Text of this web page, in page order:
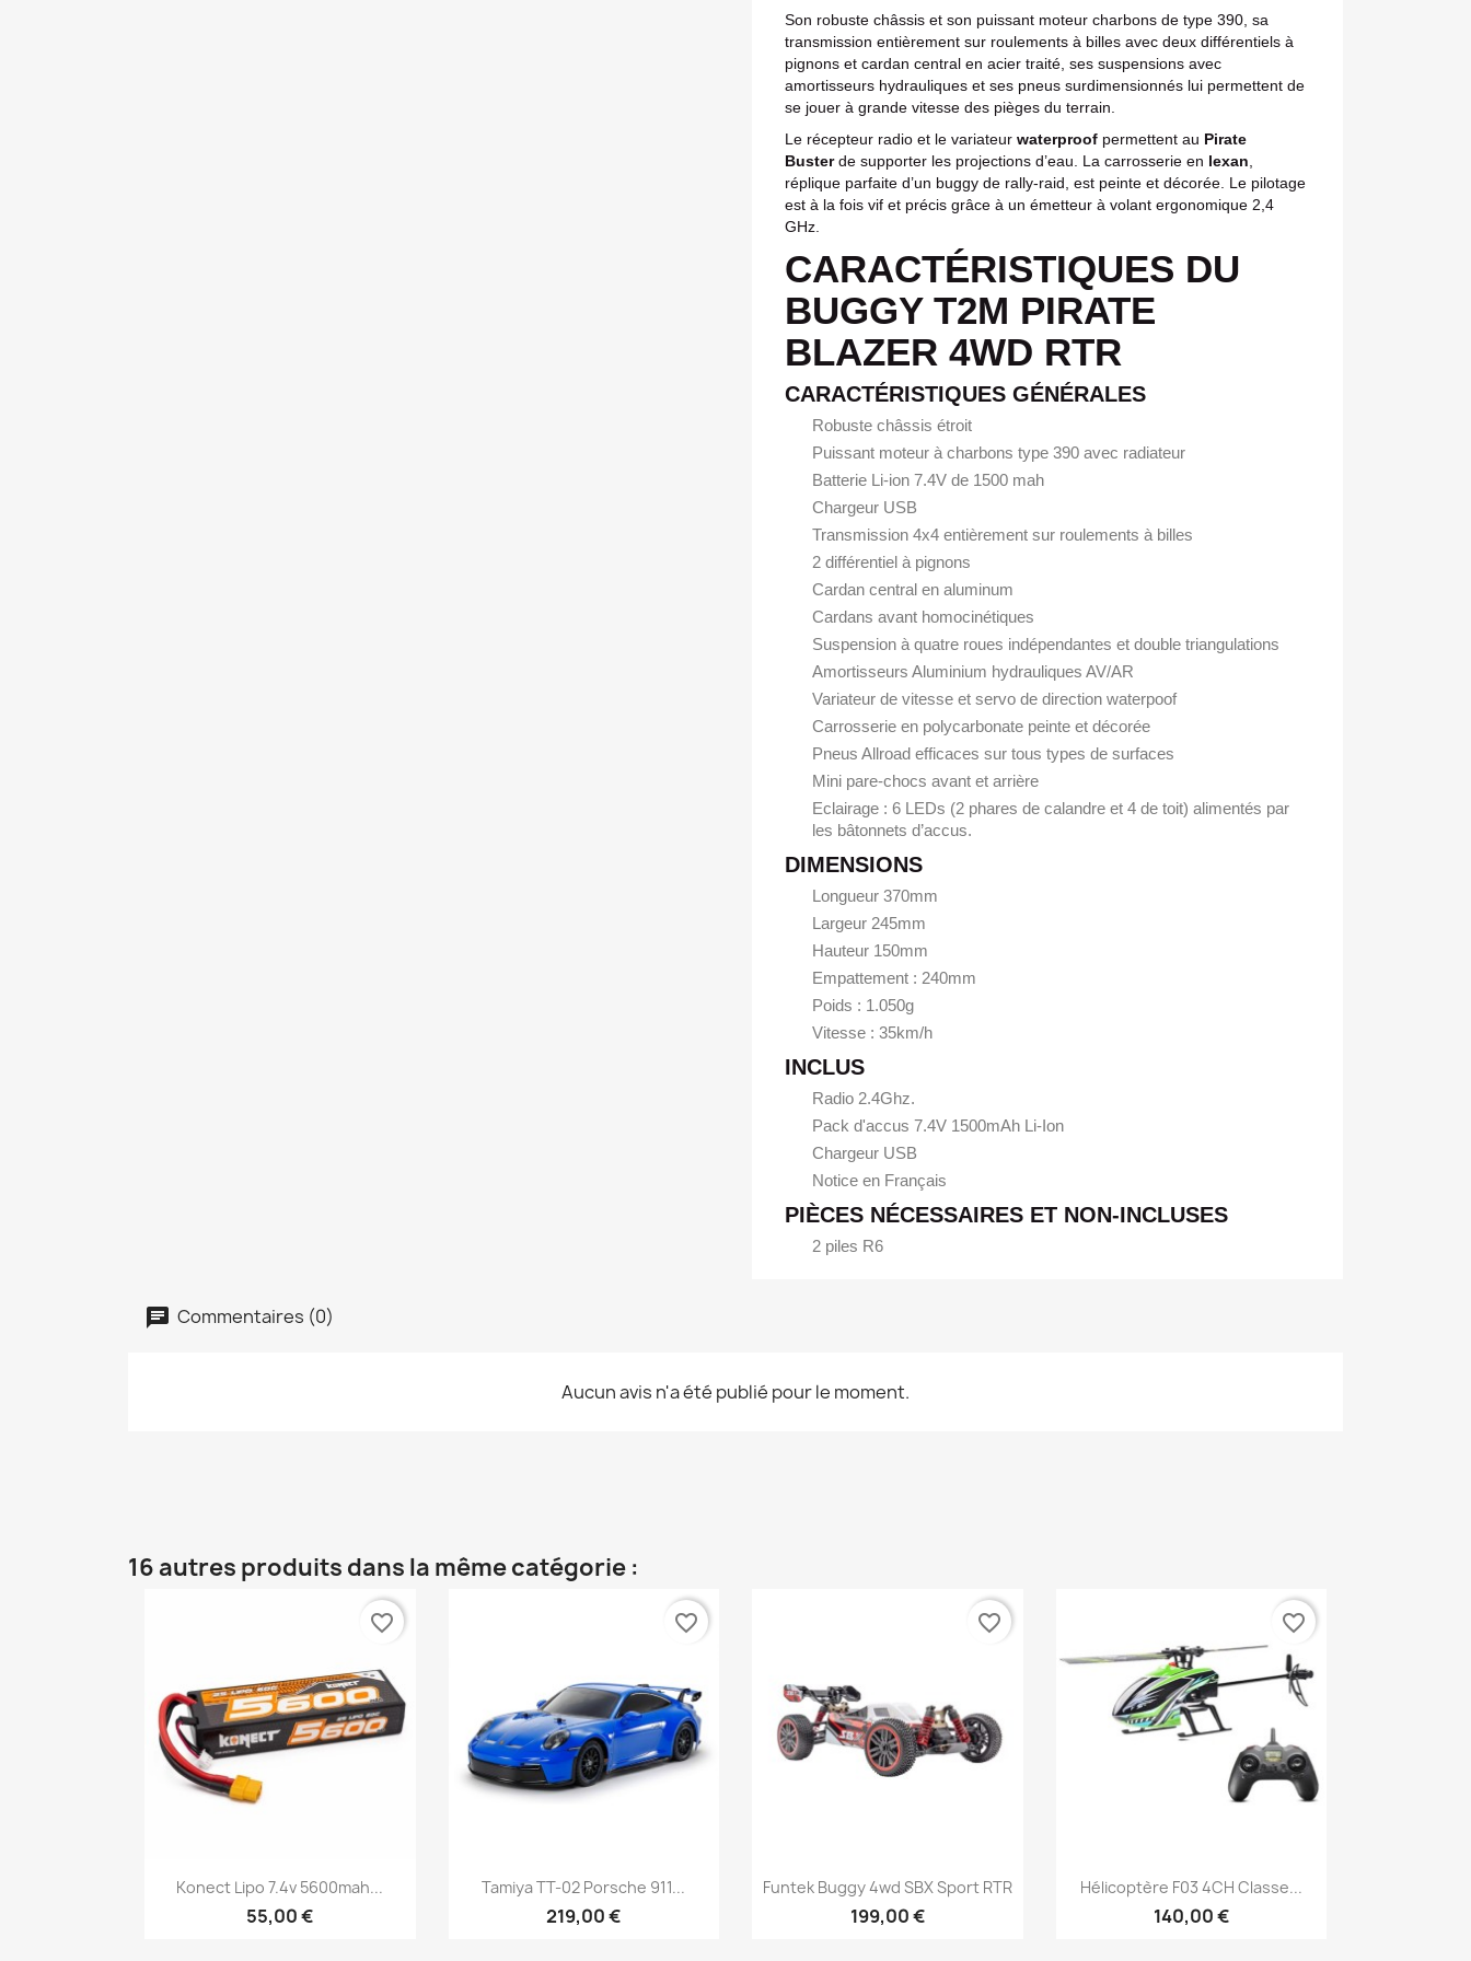
Son robuste châssis et son puissant moteur charbons de type 390, sa
transmission entièrement sur roulements à billes avec deux différentiels à
pignons et cardan central en acier traité, ses suspensions avec
amortisseurs hydrauliques et ses pneus surdimensionnés lui permettent de
se jouer à grande vitesse des pièges du terrain.
Le récepteur radio et le variateur waterproof permettent au Pirate
Busterde supporter les projections d’eau. La carrosserie en lexan,
réplique parfaite d’un buggy de rally‐raid, est peinte et décorée. Le pilotage
est à la fois vif et précis grâce à un émetteur à volant ergonomique 2,4
GHz.
CARACTÉRISTIQUES DU
BUGGY T2M PIRATE
BLAZER 4WD RTR
CARACTÉRISTIQUES GÉNÉRALES
Robuste châssis étroit
Puissant moteur à charbons type 390 avec radiateur
Batterie Li-ion 7.4V de 1500 mah
Chargeur USB
Transmission 4x4 entièrement sur roulements à billes
2 différentiel à pignons
Cardan central en aluminum
Cardans avant homocinétiques
Suspension à quatre roues indépendantes et double triangulations
Amortisseurs Aluminium hydrauliques AV/AR
Variateur de vitesse et servo de direction waterpoof
Carrosserie en polycarbonate peinte et décorée
Pneus Allroad efficaces sur tous types de surfaces
Mini pare‐chocs avant et arrière
Eclairage : 6 LEDs (2 phares de calandre et 4 de toit) alimentés par
les bâtonnets d’accus.
DIMENSIONS
Longueur 370mm
Largeur 245mm
Hauteur 150mm
Empattement : 240mm
Poids : 1.050g
Vitesse : 35km/h
INCLUS
Radio 2.4Ghz.
Pack d'accus 7.4V 1500mAh Li-Ion
Chargeur USB
Notice en Français
PIÈCES NÉCESSAIRES ET NON-INCLUSES
2 piles R6
Commentaires (0)
Aucun avis n'a été publié pour le moment.
16 autres produits dans la même catégorie :
Aperçu rapide
Konect Lipo 7.4v 5600mah...
55,00 €
favorite_border
Aperçu rapide
Tamiya TT-02 Porsche 911...
219,00 €
favorite_border
Aperçu rapide
Funtek Buggy 4wd SBX Sport RTR
199,00 €
favorite_border
Aperçu rapide
Hélicoptère F03 4CH Classe...
140,00 €
favorite_border